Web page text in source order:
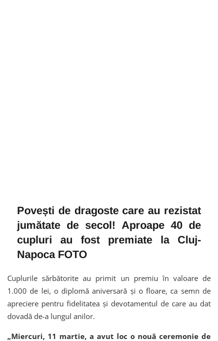
Povești de dragoste care au rezistat
jumătate de secol! Aproape 40 de
cupluri au fost premiate la Cluj-
Napoca FOTO
Cuplurile sărbătorite au primit un premiu în valoare de
1.000 de lei, o diplomă aniversară și o floare, ca semn de
apreciere pentru fidelitatea și devotamentul de care au dat
dovadă de-a lungul anilor.
„Miercuri, 11 martie, a avut loc o nouă ceremonie de